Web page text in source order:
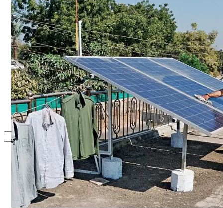
जीवन शैली
हेल्थ
क्राइम
कृषि
धर्म
विज्ञान तकनीकी